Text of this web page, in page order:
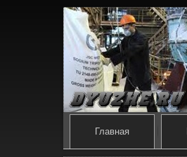
Главная